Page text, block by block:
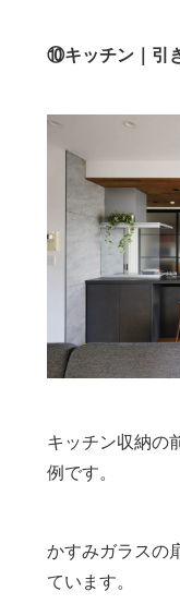
⑩キッチン｜引
キッチン収納の
例です。
かすみガラスの
ています。